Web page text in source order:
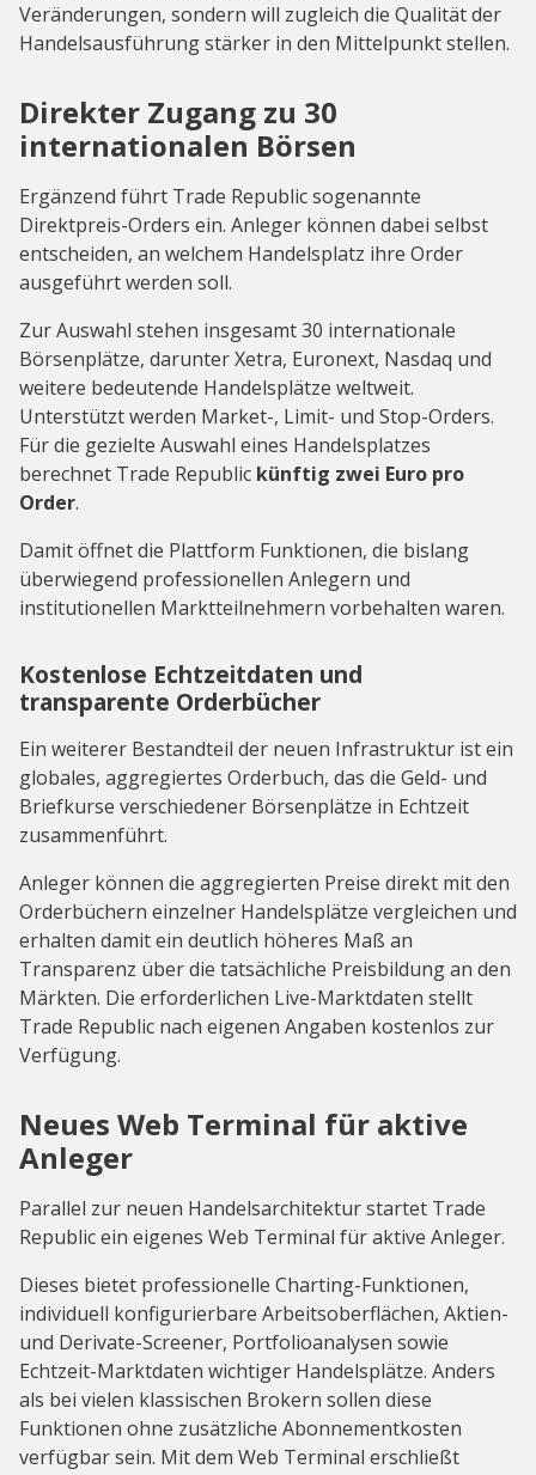
Veränderungen, sondern will zugleich die Qualität der
Handelsausführung stärker in den Mittelpunkt stellen.
Direkter Zugang zu 30
internationalen Börsen
Ergänzend führt Trade Republic sogenannte
Direktpreis-Orders ein. Anleger können dabei selbst
entscheiden, an welchem Handelsplatz ihre Order
ausgeführt werden soll.
Zur Auswahl stehen insgesamt 30 internationale
Börsenplätze, darunter Xetra, Euronext, Nasdaq und
weitere bedeutende Handelsplätze weltweit.
Unterstützt werden Market-, Limit- und Stop-Orders.
Für die gezielte Auswahl eines Handelsplatzes
berechnet Trade Republic künftig zwei Euro pro
Order.
Damit öffnet die Plattform Funktionen, die bislang
überwiegend professionellen Anlegern und
institutionellen Marktteilnehmern vorbehalten waren.
Kostenlose Echtzeitdaten und
transparente Orderbücher
Ein weiterer Bestandteil der neuen Infrastruktur ist ein
globales, aggregiertes Orderbuch, das die Geld- und
Briefkurse verschiedener Börsenplätze in Echtzeit
zusammenführt.
Anleger können die aggregierten Preise direkt mit den
Orderbüchern einzelner Handelsplätze vergleichen und
erhalten damit ein deutlich höheres Maß an
Transparenz über die tatsächliche Preisbildung an den
Märkten. Die erforderlichen Live-Marktdaten stellt
Trade Republic nach eigenen Angaben kostenlos zur
Verfügung.
Neues Web Terminal für aktive
Anleger
Parallel zur neuen Handelsarchitektur startet Trade
Republic ein eigenes Web Terminal für aktive Anleger.
Dieses bietet professionelle Charting-Funktionen,
individuell konfigurierbare Arbeitsoberflächen, Aktien-
und Derivate-Screener, Portfolioanalysen sowie
Echtzeit-Marktdaten wichtiger Handelsplätze. Anders
als bei vielen klassischen Brokern sollen diese
Funktionen ohne zusätzliche Abonnementkosten
verfügbar sein. Mit dem Web Terminal erschließt